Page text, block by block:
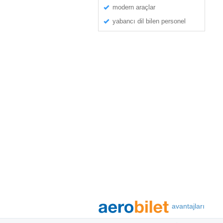
modern araçlar
yabancı dil bilen personel
avantajları